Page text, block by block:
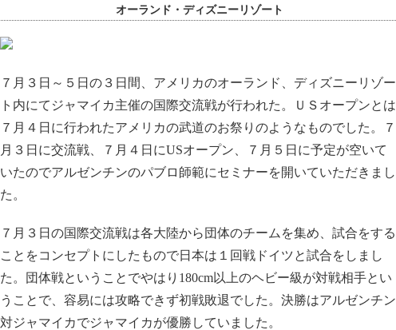
オーランド・ディズニーリゾート
７月３日～５日の３日間、アメリカのオーランド、ディズニーリゾー
ト内にてジャマイカ主催の国際交流戦が行われた。ＵＳオープンとは
７月４日に行われたアメリカの武道のお祭りのようなものでした。７
月３日に交流戦、７月４日にUSオープン、７月５日に予定が空いて
いたのでアルゼンチンのパブロ師範にセミナーを開いていただきまし
た。
７月３日の国際交流戦は各大陸から団体のチームを集め、試合をする
ことをコンセプトにしたもので日本は１回戦ドイツと試合をしまし
た。団体戦ということでやはり180cm以上のヘビー級が対戦相手とい
うことで、容易には攻略できず初戦敗退でした。決勝はアルゼンチン
対ジャマイカでジャマイカが優勝していました。